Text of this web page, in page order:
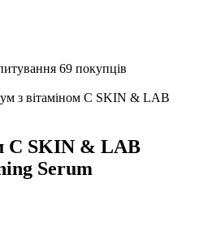
69 покупців
з вітаміном С SKIN & LAB
С SKIN & LAB
Serum